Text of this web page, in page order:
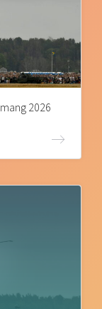
2026